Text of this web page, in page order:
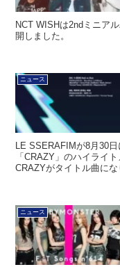
NCT WISHは2ndミニア
開しました。
ニュース
LE SSERAFIMが8月30
「CRAZY」のハイライ
CRAZYがタイトル曲にな
ニュース